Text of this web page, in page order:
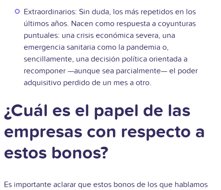
Extraordinarios: Sin duda, los más repetidos en los
últimos años. Nacen como respuesta a coyunturas
puntuales: una crisis económica severa, una
emergencia sanitaria como la pandemia o,
sencillamente, una decisión política orientada a
recomponer —aunque sea parcialmente— el poder
adquisitivo perdido de un mes a otro.
¿Cuál es el papel de las
empresas con respecto a
estos bonos?
Es importante aclarar que estos bonos de los que hablamos